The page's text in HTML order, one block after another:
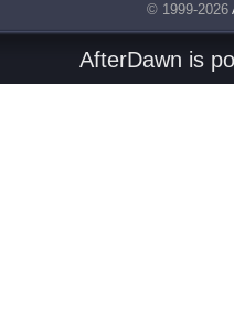
© 1999-2026
AfterDawn is